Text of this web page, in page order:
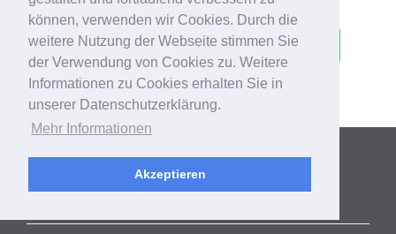
können, verwenden wir Cookies. Durch die
weitere Nutzung der Webseite stimmen Sie
der Verwendung von Cookies zu. Weitere
Informationen zu Cookies erhalten Sie in
unserer Datenschutzerklärung.
Mehr Informationen
Akzeptieren
Zolitron 1 Zoll 1 Zollwissen 1
Zoom 1 Zukunft 1 Zulieferbetriebe
Zusammenarbeit 1